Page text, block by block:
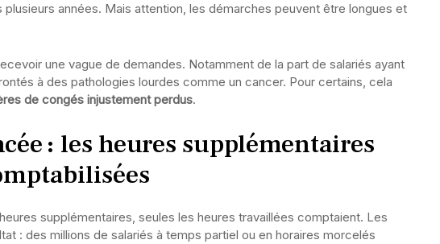
années. Mais attention, les démarches peuvent être longues et
une vague de demandes. Notamment de la part de salariés ayant
à des pathologies lourdes comme un cancer. Pour certains, cela
de congés injustement perdus.
: les heures supplémentaires
supplémentaires, seules les heures travaillées comptaient. Les
: des millions de salariés à temps partiel ou en horaires morcelés